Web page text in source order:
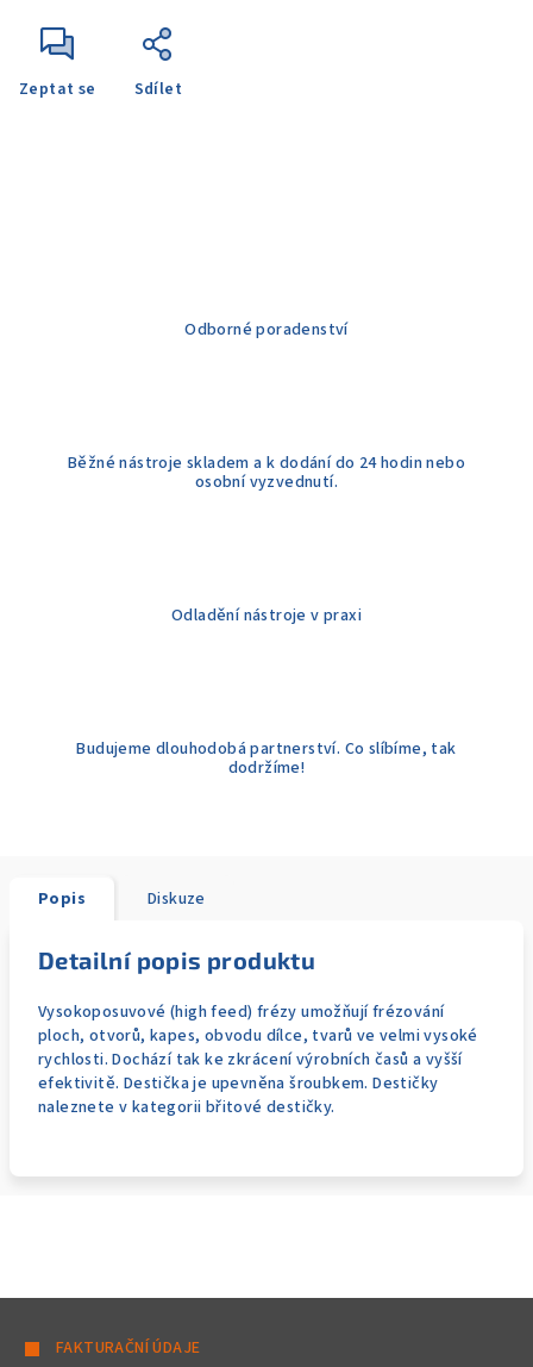
Zeptat se Sdílet
Odborné poradenství
Běžné nástroje skladem a k dodání do 24 hodin nebo
osobní vyzvednutí.
Odladění nástroje v praxi
Budujeme dlouhodobá partnerství. Co slíbíme, tak
dodržíme!
Popis Diskuze
Detailní popis produktu
Vysokoposuvové (high feed) frézy umožňují frézování
ploch, otvorů, kapes, obvodu dílce, tvarů ve velmi vysoké
rychlosti. Dochází tak ke zkrácení výrobních časů a vyšší
efektivitě. Destička je upevněna šroubkem. Destičky
naleznete v kategorii břitové destičky.
FAKTURAČNÍ ÚDAJE